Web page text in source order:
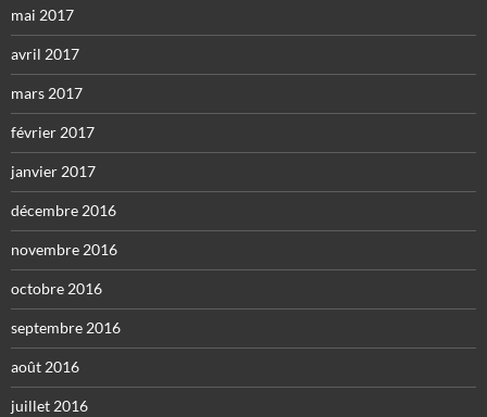
mai 2017
avril 2017
mars 2017
février 2017
janvier 2017
décembre 2016
novembre 2016
octobre 2016
septembre 2016
août 2016
juillet 2016